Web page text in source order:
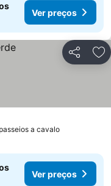
Ver preços
Partilhar
a cavalo
Ver preços